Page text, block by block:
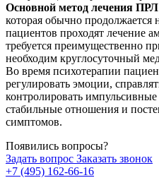
Основной метод лечения ПРЛ
которая обычно продолжается
пациентов проходят лечение
требуется преимущественно
необходим круглосуточный
Во время психотерапии
регулировать эмоции,
контролировать
стабильные отношения и
симптомов.
Появились вопросы?
Задать вопрос Заказать звонок
+7 (495) 162-66-16